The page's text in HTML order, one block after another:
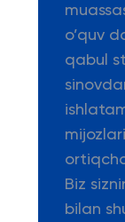
o’quv
qabul
Biz
bilan